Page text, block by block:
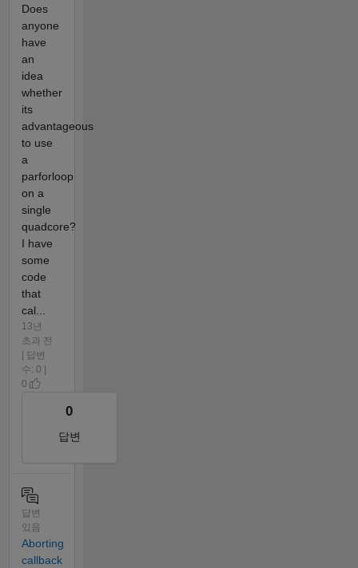
Does
anyone
have
an
idea
whether
its
advantageous
to use
a
parforloop
on a
single
quadcore?
I have
some
code
that
cal...
13년
초과 전
| 답변
수: 0 |
0
0
답변
답변
있음
Aborting
callback